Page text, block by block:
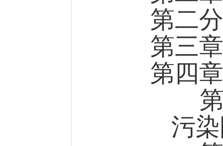
第二
第三
第四
第
污